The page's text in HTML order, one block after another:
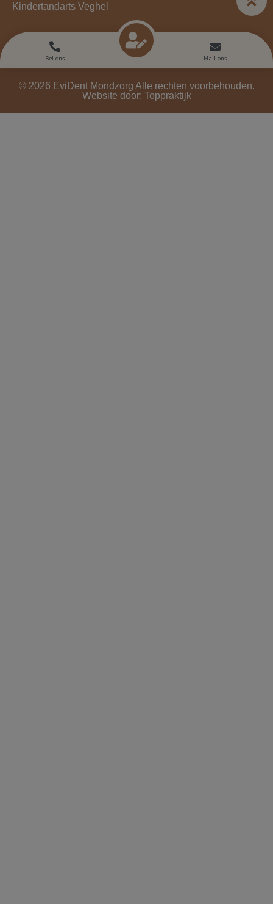
Kindertandarts Veghel
© 2026 EviDent Mondzorg Alle rechten voorbehouden.
Website door: Toppraktijk
Bel ons Mail ons